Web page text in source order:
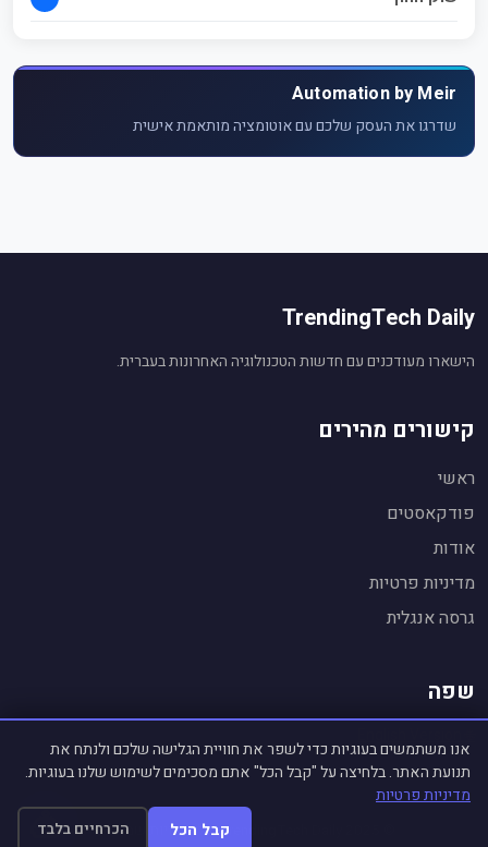
Automation by Meir
שדרגו את העסק שלכם עם אוטומציה מותאמת אישית
TrendingTech Daily
הישארו מעודכנים עם חדשות הטכנולוגיה האחרונות בעברית.
קישורים מהירים
ראשי
פודקאסטים
אודות
מדיניות פרטיות
גרסה אנגלית
שפה
אנו משתמשים בעוגיות כדי לשפר את חוויית הגלישה שלכם ולנתח את
תנועת האתר. בלחיצה על "קבל הכל" אתם מסכימים לשימוש שלנו בעוגיות.
מדיניות פרטיות
קבל הכל
הכרחיים בלבד